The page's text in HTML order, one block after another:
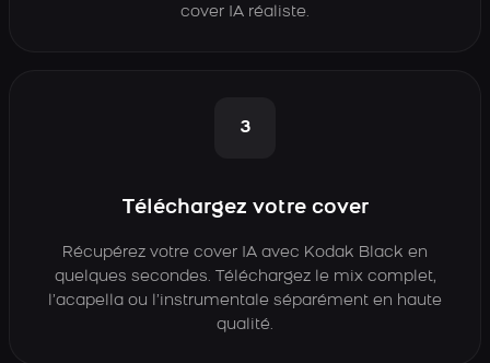
cover IA réaliste.
3
Téléchargez votre cover
Récupérez votre cover IA avec Kodak Black en
quelques secondes. Téléchargez le mix complet,
l’acapella ou l’instrumentale séparément en haute
qualité.